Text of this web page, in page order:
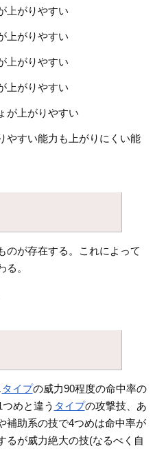
上がりやすい
上がりやすい
上がりやすい
上がりやすい
が上がりやすい
やすい能力も上がりにくい能
のが存在する。これによって
。
タイプの威力90程度の命中率の
めと違う タイプの攻撃技、あ
補助系の技で4つめは命中率が
るが威力絶大の技(なるべく自